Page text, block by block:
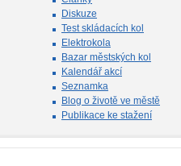
Diskuze
Test skládacích kol
Elektrokola
Bazar městských kol
Kalendář akcí
Seznamka
Blog o životě ve městě
Publikace ke stažení